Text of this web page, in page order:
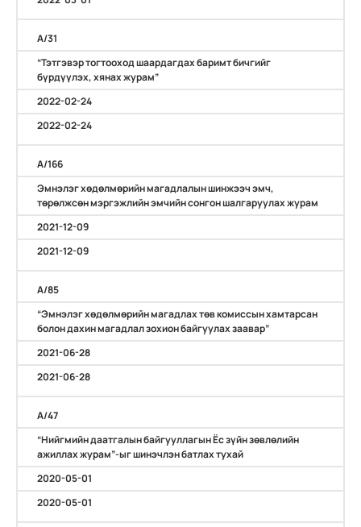
А/31
“Тэтгэвэр тогтооход шаардагдах баримт бичгийг
бүрдүүлэх, хянах журам”
2022-02-24
2022-02-24
А/166
Эмнэлэг хөдөлмөрийн магадлалын шинжээч эмч,
төрөлжсөн мэргэжлийн эмчийн сонгон шалгаруулах журам
2021-12-09
2021-12-09
А/85
“Эмнэлэг хөдөлмөрийн магадлах төв комиссын хамтарсан
болон дахин магадлал зохион байгуулах заавар”
2021-06-28
2021-06-28
А/47
“Нийгмийн даатгалын байгууллагын Ёс зүйн зөвлөлийн
ажиллах журам”-ыг шинэчлэн батлах тухай
2020-05-01
2020-05-01